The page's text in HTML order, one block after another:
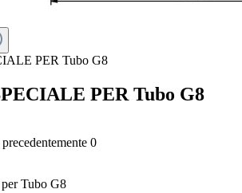
PER Tubo G8
precedentemente 0
Tubo G8